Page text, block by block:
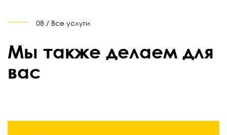
08 / Все услуги
Мы также делаем для
вас